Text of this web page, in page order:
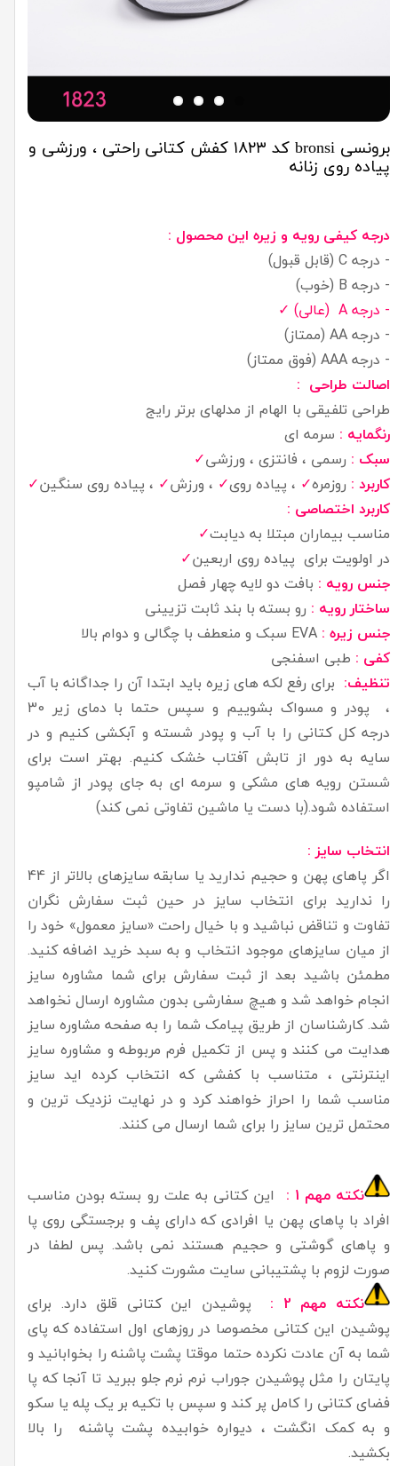
برونسی bronsi کد ۱۸۲۳ کفش کتانی راحتی ، ورزشی و
پیاده روی زنانه
درجه کیفی رویه و زیره این محصول :
- درجه C (قابل قبول)
- درجه B (خوب)
- درجه A (عالی) ✓
- درجه AA (ممتاز)
- درجه AAA (فوق ممتاز)
اصالت طراحی :
طراحی تلفیقی با الهام از مدلهای برتر رایج
رنگمایه : سرمه ای
سبک : رسمی ، فانتزی ، ورزشی✓
کاربرد : روزمره✓ ، پیاده روی✓ ، ورزش✓ ، پیاده روی سنگین✓
کاربرد اختصاصی :
مناسب بیماران مبتلا به دیابت✓
در اولویت برای پیاده روی اربعین✓
جنس رویه : بافت دو لایه چهار فصل
ساختار رویه : رو بسته با بند ثابت تزیینی
جنس زیره :
کفی : طبی اسفنجی
تنظیف: برای رفع لکه های زیره باید ابتدا آن را جداگانه با آب
، پودر و مسواک بشوییم و سپس حتما با دمای زیر 30
درجه کل کتانی را با آب و پودر شسته و آبکشی کنیم و در
سایه به دور از تابش آفتاب خشک کنیم. بهتر است برای
شستن رویه های مشکی و سرمه ای به جای پودر از شامپو
استفاده شود.(با دست یا ماشین تفاوتی نمی کند)
انتخاب سایز :
اگر پاهای پهن و حجیم ندارید یا سابقه سایزهای بالاتر از 44
را ندارید برای انتخاب سایز در حین ثبت سفارش نگران
تفاوت و تناقض نباشید و با خیال راحت «سایز معمول» خود را
از میان سایزهای موجود انتخاب و به سبد خرید اضافه کنید.
مطمئن باشید بعد از ثبت سفارش برای شما مشاوره سایز
انجام خواهد شد و هیچ سفارشی بدون مشاوره ارسال نخواهد
شد. کارشناسان از طریق پیامک شما را به صفحه مشاوره سایز
هدایت می کنند و پس از تکمیل فرم مربوطه و مشاوره سایز
اینترنتی ، متناسب با کفشی که انتخاب کرده اید سایز
مناسب شما را احراز خواهند کرد و در نهایت نزدیک ترین و
محتمل ترین سایز را برای شما ارسال می کنند.
نکته مهم 1 :
این کتانی به علت رو بسته بودن مناسب
افراد با پاهای پهن یا افرادی که دارای پف و برجستگی روی پا
و پاهای گوشتی و حجیم هستند نمی باشد. پس لطفا در
صورت لزوم با پشتیبانی سایت مشورت کنید.
نکته مهم 2 :
پوشیدن این کتانی قلق دارد. برای
پوشیدن این کتانی مخصوصا در روزهای اول استفاده که پای
شما به آن عادت نکرده حتما موقتا پشت پاشنه را بخوابانید و
پایتان را مثل پوشیدن جوراب نرم نرم جلو ببرید تا آنجا که پا
فضای کتانی را کامل پر کند و سپس با تکیه بر یک پله یا سکو
و به کمک انگشت ، دیواره خوابیده پشت پاشنه را بالا
بکشید.